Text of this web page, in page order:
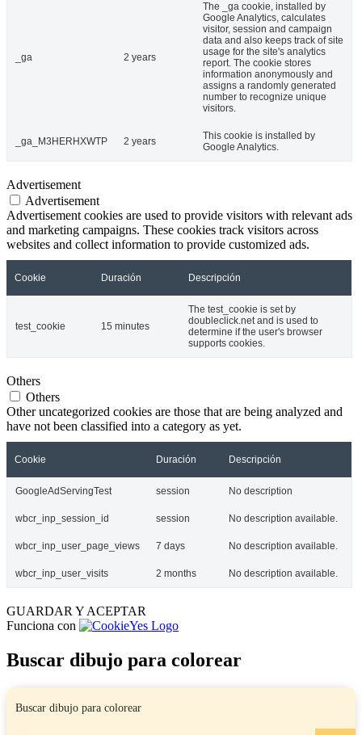
_ga 2 years
The _ga cookie, installed by
Google Analytics, calculates
visitor, session and campaign
data and also keeps track of site
usage for the site's analytics
report. The cookie stores
information anonymously and
assigns a randomly generated
number to recognize unique
visitors.
_ga_M3HERHXWTP 2 years
This cookie is installed by
Google Analytics.
Advertisement
Advertisement
Advertisement cookies are used to provide visitors with relevant ads
and marketing campaigns. These cookies track visitors across
websites and collect information to provide customized ads.
Cookie Duración Descripción
test_cookie 15 minutes
The test_cookie is set by
doubleclick.net and is used to
determine if the user's browser
supports cookies.
Others
Others
Other uncategorized cookies are those that are being analyzed and
have not been classified into a category as yet.
Cookie Duración Descripción
GoogleAdServingTest session No description
wbcr_inp_session_id session No description available.
wbcr_inp_user_page_views 7 days No description available.
wbcr_inp_user_visits 2 months No description available.
GUARDAR Y ACEPTAR
Funciona con
Buscar dibujo para colorear